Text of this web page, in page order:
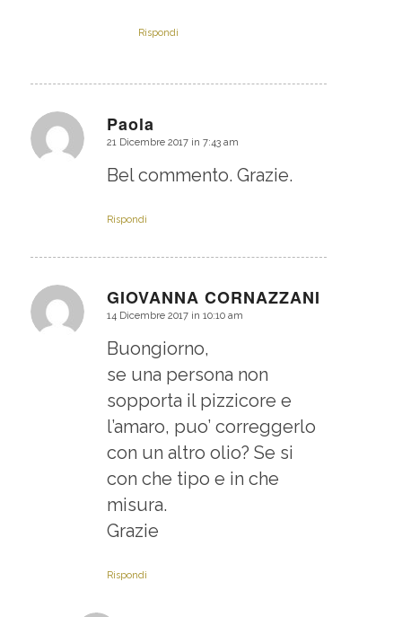
Rispondi
Paola
dice:
21 Dicembre 2017 in 7:43 am
Bel commento. Grazie.
Rispondi
GIOVANNA CORNAZZANI
dice:
14 Dicembre 2017 in 10:10 am
Buongiorno,
se una persona non
sopporta il pizzicore e
l’amaro, puo’ correggerlo
con un altro olio? Se si
con che tipo e in che
misura.
Grazie
Rispondi